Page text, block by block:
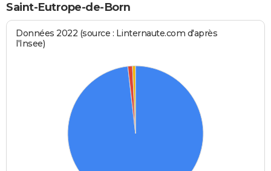
Saint-Eutrope-de-Born
Données 2022 (source : Linternaute.com d'après
l'Insee)